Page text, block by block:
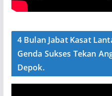
4 Bulan Jabat Kasat
Genda Sukses Tekan
Depok.